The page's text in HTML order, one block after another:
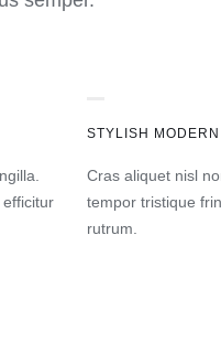
STYLISH MODERN
Cras aliquet nisl
tempor tristique
rutrum.